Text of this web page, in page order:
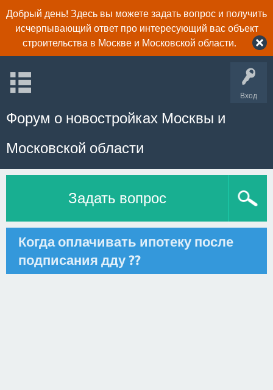
Добрый день! Здесь вы можете задать вопрос и получить
исчерпывающий ответ про интересующий вас объект
строительства в Москве и Московской области.
Вход
Форум о новостройках Москвы и
Московской области
Задать вопрос
Когда оплачивать ипотеку после
подписания дду ??